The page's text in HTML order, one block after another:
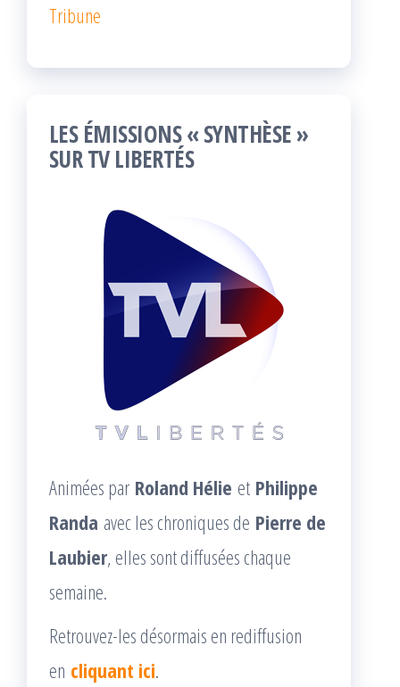
Tribune
LES ÉMISSIONS « SYNTHÈSE »
SUR TV LIBERTÉS
Animées par Roland Hélie et Philippe
Randa avec les chroniques de Pierre de
Laubier, elles sont diffusées chaque
semaine.
Retrouvez-les désormais en rediffusion
en cliquant ici.